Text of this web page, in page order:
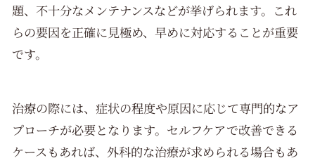
題、不十分なメンテナンスなどが挙げられます。これ
らの要因を正確に見極め、早めに対応することが重要
です。
治療の際には、症状の程度や原因に応じて専門的なア
プローチが必要となります。セルフケアで改善できる
ケースもあれば、外科的な治療が求められる場合もあ